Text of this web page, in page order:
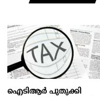
ഐടിആര്‍ പുതുക്കി